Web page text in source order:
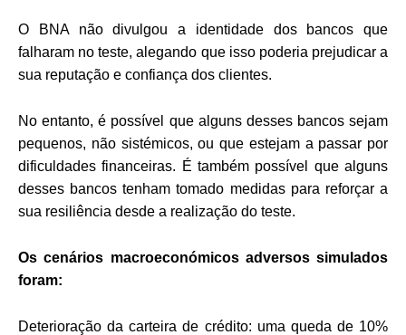
O BNA não divulgou a identidade dos bancos que
falharam no teste, alegando que isso poderia prejudicar a
sua reputação e confiança dos clientes.
No entanto, é possível que alguns desses bancos sejam
pequenos, não sistémicos, ou que estejam a passar por
dificuldades financeiras. É também possível que alguns
desses bancos tenham tomado medidas para reforçar a
sua resiliência desde a realização do teste.
Os cenários macroeconómicos adversos simulados
foram:
Deterioração da carteira de crédito: uma queda de 10%